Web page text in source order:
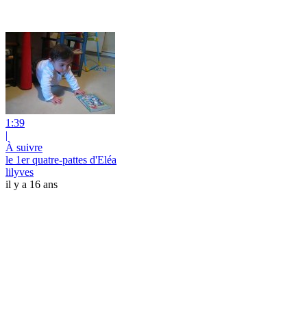
1:39
|
À suivre
le 1er quatre-pattes d'Eléa
lilyves
il y a 16 ans